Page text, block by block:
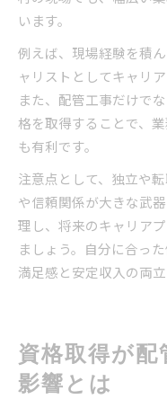
います。
例えば、現場経験を積
ャリストとしてキャリ
また、配管工事だけで
格を取得することで、
も有利です。
注意点として、独立や
や信頼関係が大きな武
理し、将来のキャリア
ましょう。自分に合っ
満足感と安定収入の両立
資格取得が配
影響とは